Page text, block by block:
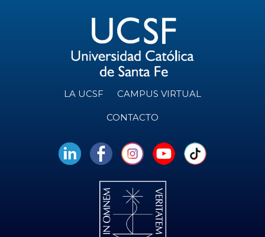
LA UCSF CAMPUS VIRTUAL
CONTACTO